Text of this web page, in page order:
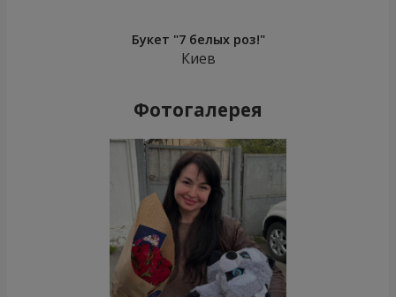
Букет "7 белых роз!"
Киев
Фотогалерея